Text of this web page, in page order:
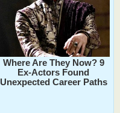
Where Are They Now? 9
Ex-Actors Found
Unexpected Career Paths